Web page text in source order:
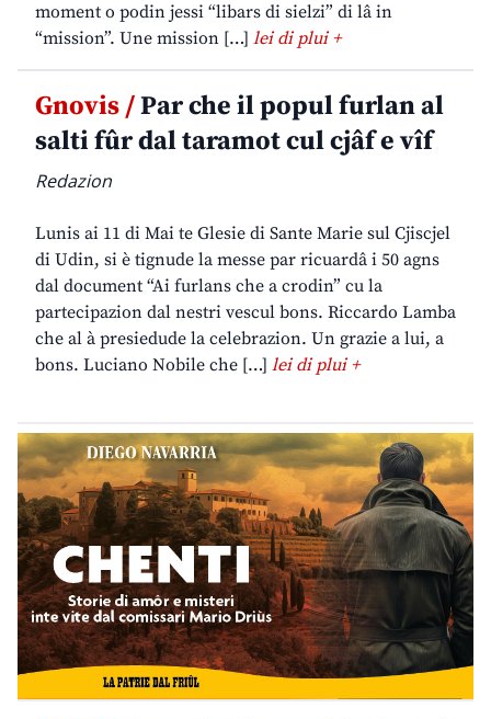
moment o podin jessi “libars di sielzi” di lâ in
“mission”. Une mission […] lei di plui +
Gnovis /Par che il popul furlan al
salti fûr dal taramot cul cjâf e vîf
Redazion
Lunis ai 11 di Mai te Glesie di Sante Marie sul Cjiscjel
di Udin, si è tignude la messe par ricuardâ i 50 agns
dal document “Ai furlans che a crodin” cu la
partecipazion dal nestri vescul bons. Riccardo Lamba
che al à presiedude la celebrazion. Un grazie a lui, a
bons. Luciano Nobile che […] lei di plui +